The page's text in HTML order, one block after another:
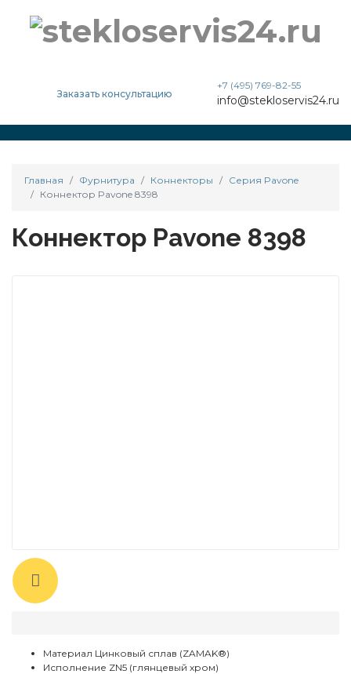
Заказать консультацию
+7 (495) 769-82-55
info@stekloservis24.ru
Главная Фурнитура Коннекторы
Cерия Pavone
Коннектор Pavone 8398
Коннектор Pavone 8398
Материал Цинковый сплав (ZAMAK®)
Исполнение ZN5 (глянцевый хром)